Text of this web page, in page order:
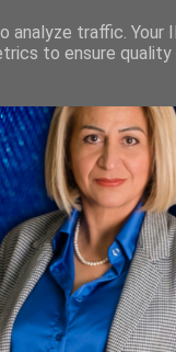
traffic. Your
to ensure